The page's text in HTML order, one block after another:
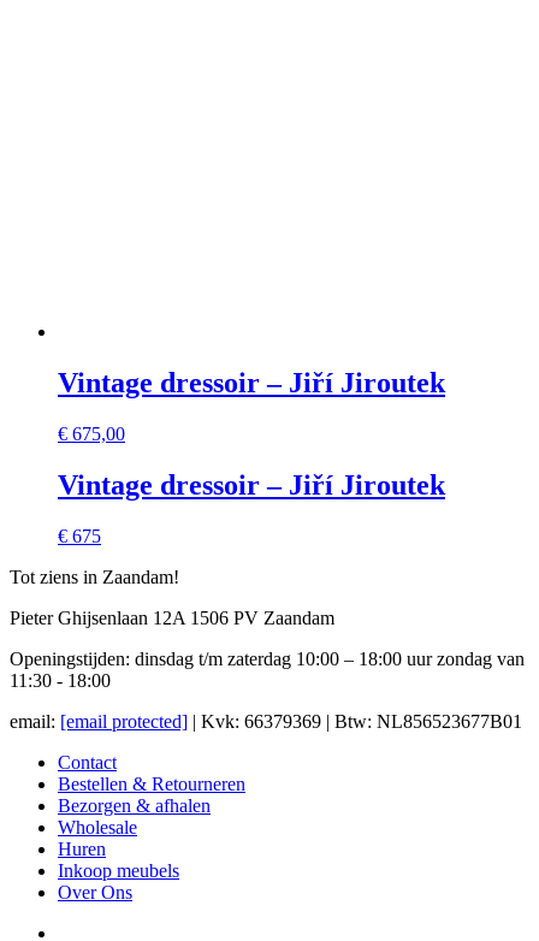
Vintage dressoir – Jiří Jiroutek
€ 675,00
Vintage dressoir – Jiří Jiroutek
€ 675
Tot ziens in Zaandam!
Pieter Ghijsenlaan 12A 1506 PV Zaandam
Openingstijden: dinsdag t/m zaterdag 10:00 – 18:00 uur zondag van
11:30 - 18:00
email: [email protected] | Kvk: 66379369 | Btw: NL856523677B01
Contact
Bestellen & Retourneren
Bezorgen & afhalen
Wholesale
Huren
Inkoop meubels
Over Ons